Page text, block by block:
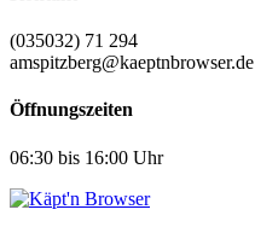
(035032) 71 294
amspitzberg@kaeptnbrowser.de
Öffnungszeiten
06:30 bis 16:00 Uhr